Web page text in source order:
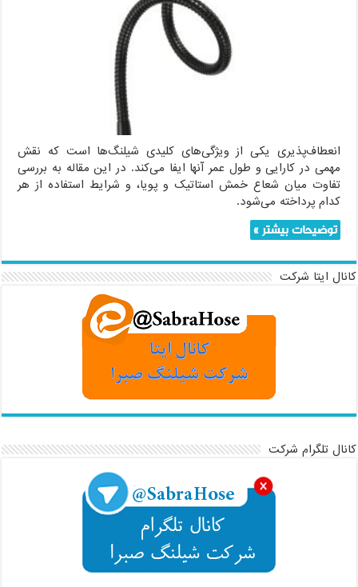
استاتیک
مقابل
پویا
کدام
انعطاف‌پذیری یکی از ویژگی‌های کلیدی شیلنگ‌ها است که نقش
مهمی در کارایی و طول عمر آنها ایفا می‌کند. در این مقاله به بررسی
تفاوت میان شعاع خمش استاتیک و پویا، و شرایط استفاده از هر
کدام پرداخته می‌شود.
توضیحات بیشتر »
کانال ایتا شرکت
کانال تلگرام شرکت